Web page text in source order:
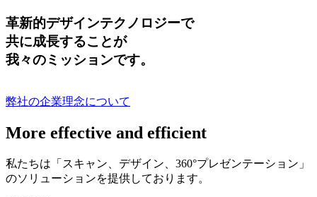
革新的デザインテクノロジーで
共に成長することが
我々のミッションです。
弊社の企業理念について
More effective and efficient
私たちは「スキャン、デザイン、360°プレゼンテーション」
のソリューションを提供しております。